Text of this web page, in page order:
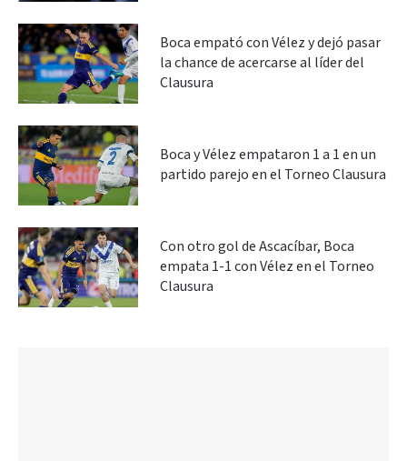
Boca empató con Vélez y dejó pasar
la chance de acercarse al líder del
Clausura
Boca y Vélez empataron 1 a 1 en un
partido parejo en el Torneo Clausura
Con otro gol de Ascacíbar, Boca
empata 1-1 con Vélez en el Torneo
Clausura